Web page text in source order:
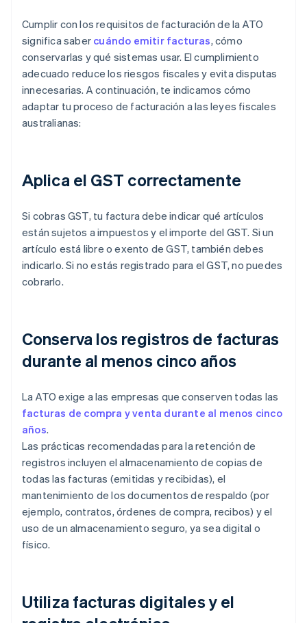
Cumplir con los requisitos de facturación de la ATO
significa saber cuándo emitir facturas, cómo
conservarlas y qué sistemas usar. El cumplimiento
adecuado reduce los riesgos fiscales y evita disputas
innecesarias. A continuación, te indicamos cómo
adaptar tu proceso de facturación a las leyes fiscales
australianas:
Aplica el GST correctamente
Si cobras GST, tu factura debe indicar qué artículos
están sujetos a impuestos y el importe del GST. Si un
artículo está libre o exento de GST, también debes
indicarlo. Si no estás registrado para el GST, no puedes
cobrarlo.
Conserva los registros de facturas
durante al menos cinco años
La ATO exige a las empresas que conserven todas las
facturas de compra y venta durante al menos cinco
años.
Las prácticas recomendadas para la retención de
registros incluyen el almacenamiento de copias de
todas las facturas (emitidas y recibidas), el
mantenimiento de los documentos de respaldo (por
ejemplo, contratos, órdenes de compra, recibos) y el
uso de un almacenamiento seguro, ya sea digital o
físico.
Utiliza facturas digitales y el